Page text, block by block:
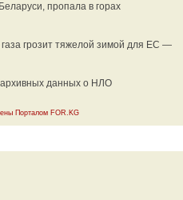
пропала в горах
газа грозит тяжелой зимой для ЕС —
архивных данных о НЛО
Порталом FOR.KG